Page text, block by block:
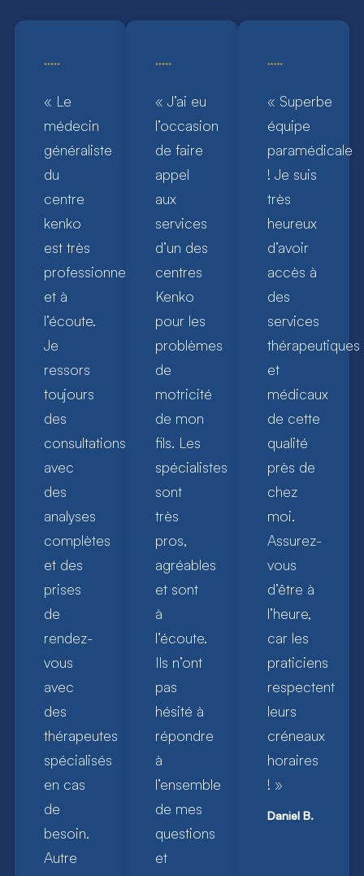
« Le
médecin
généraliste
du
centre
kenko
est très
professionnel
et à
l’écoute.
Je
ressors
toujours
des
consultations
avec
des
analyses
complètes
et des
prises
de
rendez-
vous
avec
des
thérapeutes
spécialisés
en cas
de
besoin.
Autre
« J’ai eu
l’occasion
de faire
appel
aux
services
d’un des
centres
Kenko
pour les
problèmes
de
motricité
de mon
fils. Les
spécialistes
sont
très
pros,
agréables
et sont
à
l’écoute.
Ils n’ont
pas
hésité à
répondre
à
l’ensemble
de mes
questions
et
« Superbe
équipe
paramédicale
! Je suis
très
heureux
d’avoir
accès à
des
services
thérapeutiques
et
médicaux
de cette
qualité
près de
chez
moi.
Assurez-
vous
d’être à
l’heure,
car les
praticiens
respectent
leurs
créneaux
horaires
! »
Daniel B.